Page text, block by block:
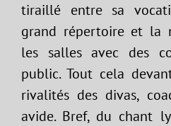
tiraillé entre sa
grand répertoire et la
les salles avec des
public. Tout cela
rivalités des divas,
avide. Bref, du chant